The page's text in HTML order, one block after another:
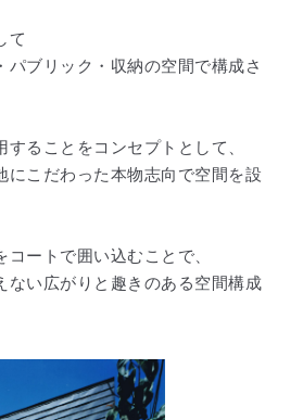
て
パブリック・収納の空間で構成さ
ることをコンセプトとして、
にこだわった本物志向で空間を設
ートで囲い込むことで、
ない広がりと趣きのある空間構成